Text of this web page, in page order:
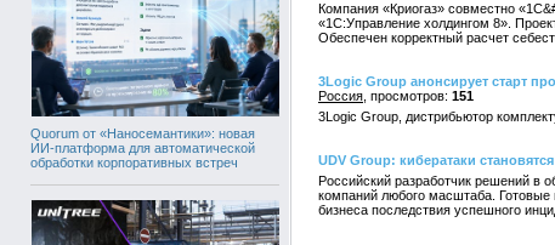
Quorum от «Наносемантики»: новая
ИИ-платформа для автоматической
обработки корпоративных встреч
Компания «Криогаз» совместно
«1С:Управление холдингом 8».
Обеспечен корректный расчет
3Logic Group анонсирует старт
Россия
151
3Logic Group, дистрибьютор
UDV Group: кибератаки
Российский разработчик решений в
компаний любого масштаба.
бизнеса последствия успешного